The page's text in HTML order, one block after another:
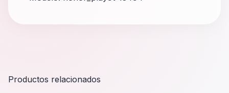
Productos relacionados